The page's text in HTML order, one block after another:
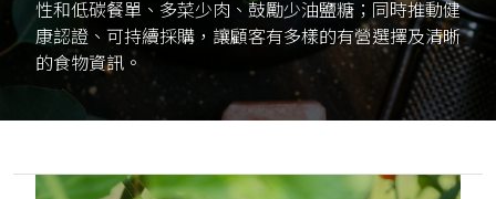
性和低碳餐單、多菜少肉、鼓勵少油鹽糖；同時推動健
康認證、可持續採購，讓顧客有多樣的有營選擇及清晰
的食物資訊。